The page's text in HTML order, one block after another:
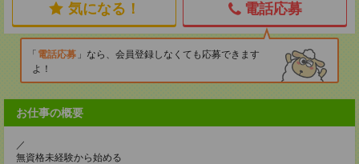
気になる！ 電話応募
電話応募
なら、会員登録しなくても応募できます
よ！
お仕事の概要
／
無資格未経験から始める